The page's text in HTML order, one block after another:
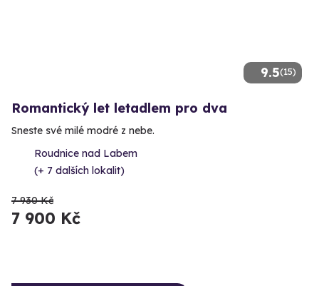
9.5(15)
Romantický let letadlem pro dva
Sneste své milé modré z nebe.
Roudnice nad Labem
(+ 7 dalších lokalit)
7 930 Kč
7 900 Kč